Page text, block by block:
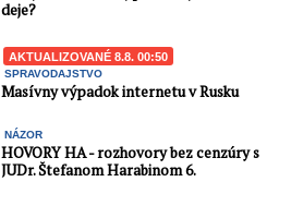
deje?
AKTUALIZOVANÉ 8.8. 00:50
SPRAVODAJSTVO
Masívny výpadok internetu v Rusku
NÁZOR
HOVORY HA - rozhovory bez cenzúry s
JUDr. Štefanom Harabinom 6.